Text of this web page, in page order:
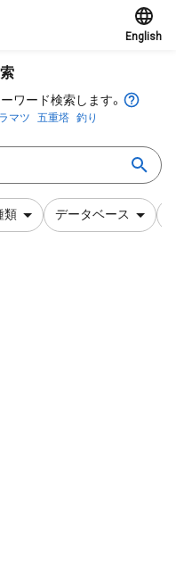
English
ワード検索します。
マツ 五重塔 釣り
類 データベース